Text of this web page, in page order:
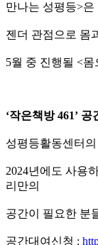
만나는 성평등>은
젠더 관점으로 몸
5월 중 진행될 <
‘작은책방461’ 공
성평등활동센터의
2024년에도 사용
리만의
공간이 필요한 분
공간대여신청 :